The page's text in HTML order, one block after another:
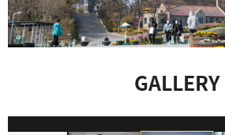
GALLERY